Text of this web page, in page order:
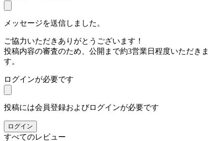
メッセージを送信しました。
ご協力いただきありがとうございます！
投稿内容の審査のため、公開まで約3営業日程度いただきま
す。
ログインが必要です
投稿には会員登録およびログインが必要です
ログイン
すべてのレビュー